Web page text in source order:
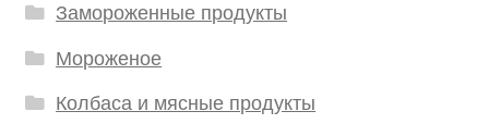
Замороженные продукты
Мороженое
Колбаса и мясные продукты